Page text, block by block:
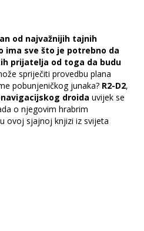
od najvažnijih tajnih
ima sve što je potrebno da
prijatelja od toga da budu
spriječiti provedbu plana
pobunjeničkog junaka? R2-D2,
droida uvijek se
o njegovim hrabrim
ovoj sjajnoj knjizi iz svijeta